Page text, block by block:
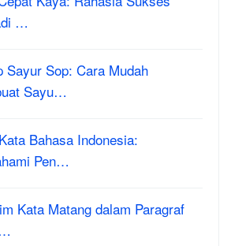
…
Sayur Sop: Cara Mudah
Sayu…
Bahasa Indonesia:
Pen…
Kata Matang dalam Paragraf